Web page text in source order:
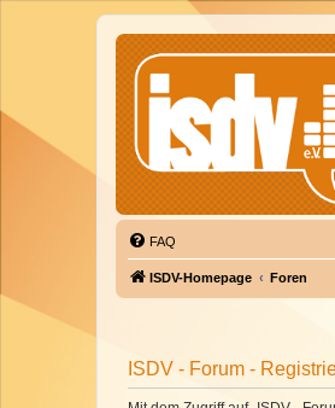
FAQ
ISDV-Homepage Foren
ISDV - Forum -